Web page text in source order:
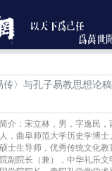
〉与孔子易教思想论
介：宋立林，男，字逸民
，曲阜师范大学历史学博
士生导师，优秀传统文化
副院长（兼），中华礼乐